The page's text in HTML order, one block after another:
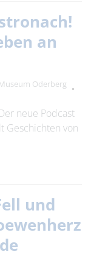
an
Oderberg
neue Podcast
Geschichten von
und